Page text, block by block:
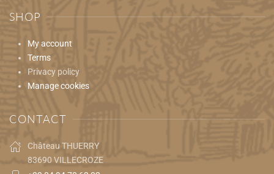
SHOP
My account
Terms
Privacy policy
Manage cookies
CONTACT
Château THUERRY
83690 VILLECROZE